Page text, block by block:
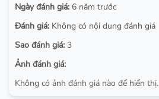
Ngày đánh giá: 6 năm trước
Đánh giá: Không có nội dung đánh giá
Sao đánh giá: 3
Ảnh đánh giá:
Không có ảnh đánh giá nào để hiển thị.